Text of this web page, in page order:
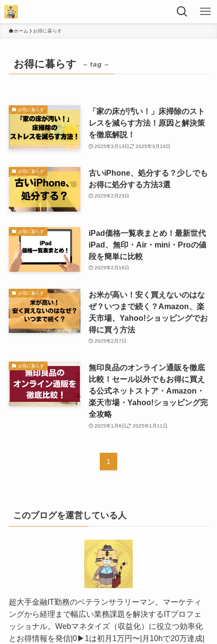
ホーム お得に暮らす
お得に暮らす – tag –
お得に暮らす
「家の床が汚い！」床掃除のスト
レスを減らす方法！原因と解決策
を徹底解説！
2025年3月13日 2025年3月14日
お得に暮らす
古いiPhone、処分する？少しでも
お得に処分する方法3選
2025年2月23日
お得に暮らす
iPad価格一覧表まとめ！最新世代
iPad、無印・Air・mini・Proの値
段を簡単に比較
2025年2月16日
お得に暮らす
お米が高い！安く買えないのはな
ぜ？いつまで続く？Amazon、楽
天市場、Yahoo!ショッピングでお
得に買う方法
2025年2月7日
お得に暮らす
無印良品のオンライン通販を徹底
比較！セール以外でもお得に買え
る公式ネットストア・Amazon・
楽天市場・Yahoo!ショッピング完
全攻略
2025年1月6日 2025年1月11日
1
このブログを運営している人
超大手金融IT勤務のベテランサラリーマン。マーケティ
ングから経理まで幅広い業務課題を解決するITプロフェ
ッショナル。Webマネタイズ（収益化）に役立つ効率化
とお得情報を発信|0▶︎1は初月1万円〜|月10hで20万達成|